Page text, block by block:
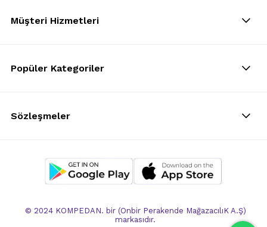
Müşteri Hizmetleri
Popüler Kategoriler
Sözleşmeler
© 2024 KOMPEDAN. bir (Onbir Perakende MağazacılıK A.Ş)
markasıdır.